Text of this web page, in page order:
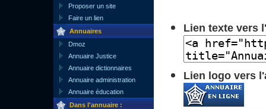
Proposer un site
Faire un lien
Annuaires
Dmoz
Annuaire Justice
Annuaire dictionnaires
Annuaire administration
Annuaire éducation
Dans l'annuaire :
Lien texte vers
Lien logo vers